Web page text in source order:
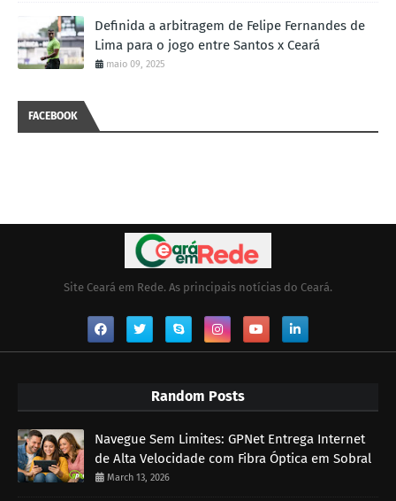
Definida a arbitragem de Felipe Fernandes de
Lima para o jogo entre Santos x Ceará
maio 09, 2025
FACEBOOK
Site Ceará em Rede. As principais notícias do Ceará.
Random Posts
Navegue Sem Limites: GPNet Entrega Internet
de Alta Velocidade com Fibra Óptica em Sobral
March 13, 2026